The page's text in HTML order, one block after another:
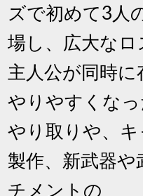
ズで初めて3人
場し、広大な
主人公が同時に
やりやすくな
やり取りや、
製作、新武器や
チメントの